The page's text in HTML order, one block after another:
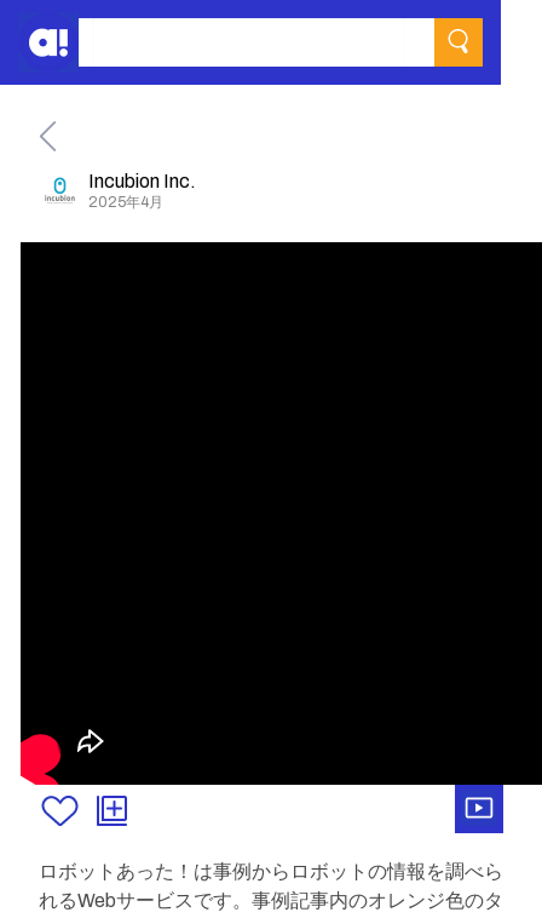
Incubion Inc.
2025年4月
ロボットあった！は事例からロボットの情報を調べら
れるWebサービスです。事例記事内のオレンジ色のタ